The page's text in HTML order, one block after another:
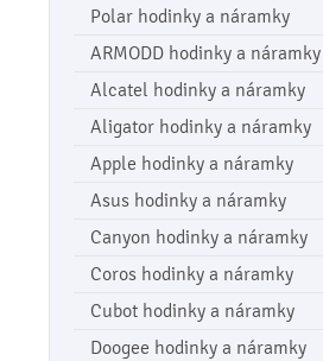
Polar hodinky a náramky
ARMODD hodinky a náramky
Alcatel hodinky a náramky
Aligator hodinky a náramky
Apple hodinky a náramky
Asus hodinky a náramky
Canyon hodinky a náramky
Coros hodinky a náramky
Cubot hodinky a náramky
Doogee hodinky a náramky